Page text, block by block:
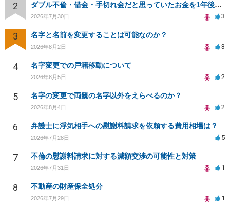
2 ダブル不倫・借金・手切れ金だと思っていたお金を1年後いまさら脅迫罪として通知書が来てまとめて請求
2026年7月30日 3
3 名字と名前を変更することは可能なのか？
2026年8月2日 3
4 名字変更での戸籍移動について
2026年8月5日 2
5 名字の変更で両親の名字以外をえらべるのか？
2026年8月4日 2
6 弁護士に浮気相手への慰謝料請求を依頼する費用相場は？
2026年7月28日 5
7 不倫の慰謝料請求に対する減額交渉の可能性と対策
2026年7月31日 1
8 不動産の財産保全処分
2026年7月29日 1